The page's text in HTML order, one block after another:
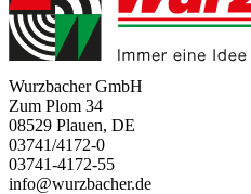
Wurzbacher GmbH
Zum Plom 34
08529 Plauen, DE
03741/4172-0
03741-4172-55
info@wurzbacher.de